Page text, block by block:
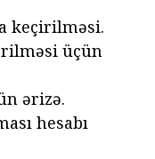
keçirilməsi.
üçün
ərizə.
hesabı